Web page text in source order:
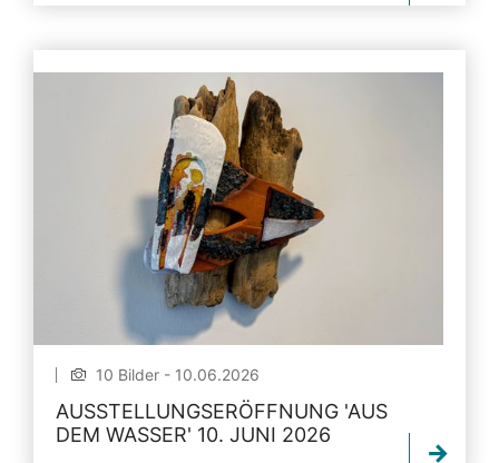
10 Bilder - 10.06.2026
AUSSTELLUNGSERÖFFNUNG 'AUS
DEM WASSER' 10. JUNI 2026